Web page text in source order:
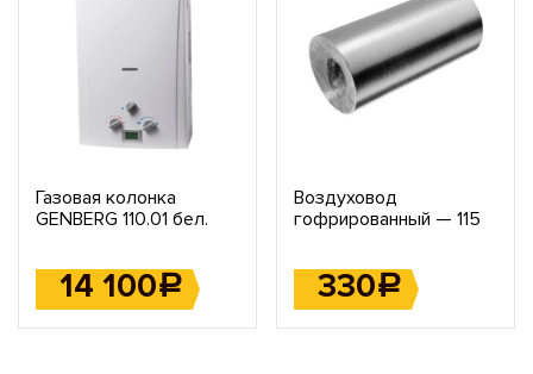
Газовая колонка
GENBERG 110.01 бел.
14 100Р
Воздуховод
гофрированный — 115
330Р